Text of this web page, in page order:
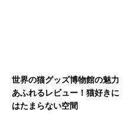
世界の猫グッズ博物館の魅力
あふれるレビュー！猫好きに
はたまらない空間